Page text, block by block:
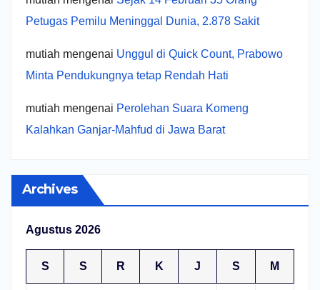
Petugas Pemilu Meninggal Dunia, 2.878 Sakit
mutiah mengenai Unggul di Quick Count, Prabowo
Minta Pendukungnya tetap Rendah Hati
mutiah mengenai Perolehan Suara Komeng
Kalahkan Ganjar-Mahfud di Jawa Barat
Archives
Agustus 2026
S S R K J S M